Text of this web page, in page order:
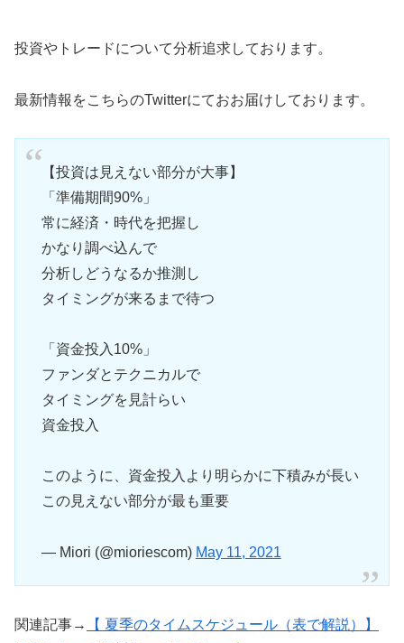
投資やトレードについて分析追求しております。
最新情報をこちらのTwitterにておお届けしております。
【投資は見えない部分が大事】
「準備期間90%」
常に経済・時代を把握し
かなり調べ込んで
分析しどうなるか推測し
タイミングが来るまで待つ
「資金投入10%」
ファンダとテクニカルで
タイミングを見計らい
資金投入
このように、資金投入より明らかに下積みが長い
この見えない部分が最も重要
— Miori (@mioriescom) May 11, 2021
関連記事→
【 夏季のタイムスケジュール（表で解説）】